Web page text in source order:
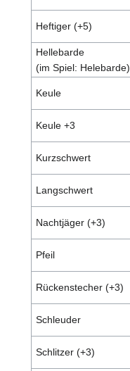
Heftiger (+5)
Hellebarde
(im Spiel: Helebarde)
Keule
Keule +3
Kurzschwert
Langschwert
Nachtjäger (+3)
Pfeil
Rückenstecher (+3)
Schleuder
Schlitzer (+3)